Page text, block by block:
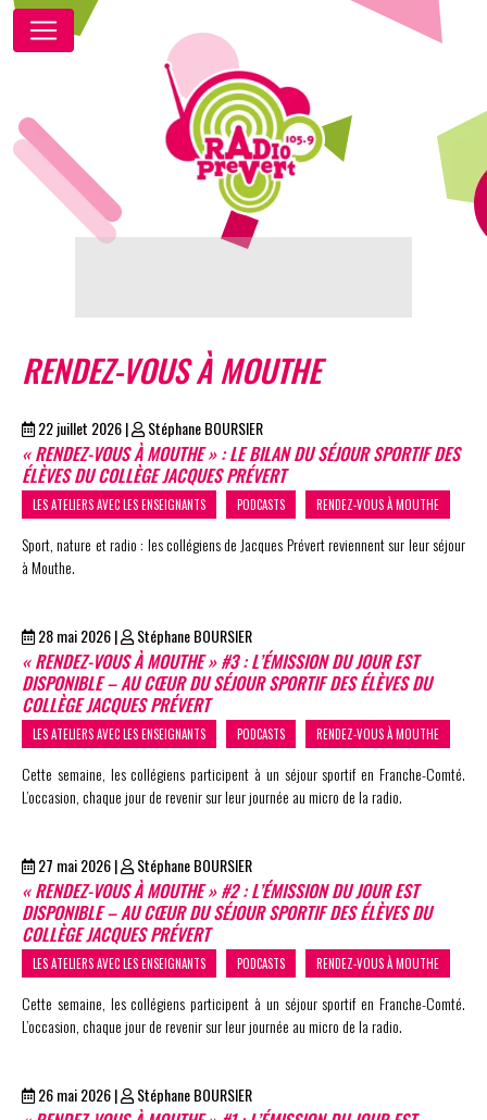
RENDEZ-VOUS À MOUTHE
22 juillet 2026| Stéphane BOURSIER
« RENDEZ-VOUS À MOUTHE » : LE BILAN DU SÉJOUR SPORTIF DES
ÉLÈVES DU COLLÈGE JACQUES PRÉVERT
LES ATELIERS AVEC LES ENSEIGNANTS PODCASTS RENDEZ-VOUS À MOUTHE
Sport, nature et radio : les collégiens de Jacques Prévert reviennent sur leur séjour
à Mouthe.
28 mai 2026| Stéphane BOURSIER
« RENDEZ-VOUS À MOUTHE » #3 : L’ÉMISSION DU JOUR EST
DISPONIBLE – AU CŒUR DU SÉJOUR SPORTIF DES ÉLÈVES DU
COLLÈGE JACQUES PRÉVERT
LES ATELIERS AVEC LES ENSEIGNANTS PODCASTS RENDEZ-VOUS À MOUTHE
Cette semaine, les collégiens participent à un séjour sportif en Franche-Comté.
L’occasion, chaque jour de revenir sur leur journée au micro de la radio.
27 mai 2026| Stéphane BOURSIER
« RENDEZ-VOUS À MOUTHE » #2 : L’ÉMISSION DU JOUR EST
DISPONIBLE – AU CŒUR DU SÉJOUR SPORTIF DES ÉLÈVES DU
COLLÈGE JACQUES PRÉVERT
LES ATELIERS AVEC LES ENSEIGNANTS PODCASTS RENDEZ-VOUS À MOUTHE
Cette semaine, les collégiens participent à un séjour sportif en Franche-Comté.
L’occasion, chaque jour de revenir sur leur journée au micro de la radio.
26 mai 2026| Stéphane BOURSIER